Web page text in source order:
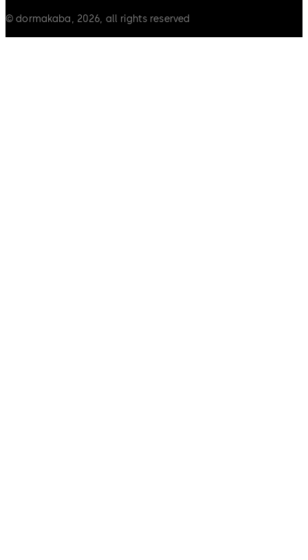
© dormakaba, 2026, all rights reserved